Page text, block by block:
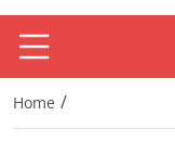
Home /